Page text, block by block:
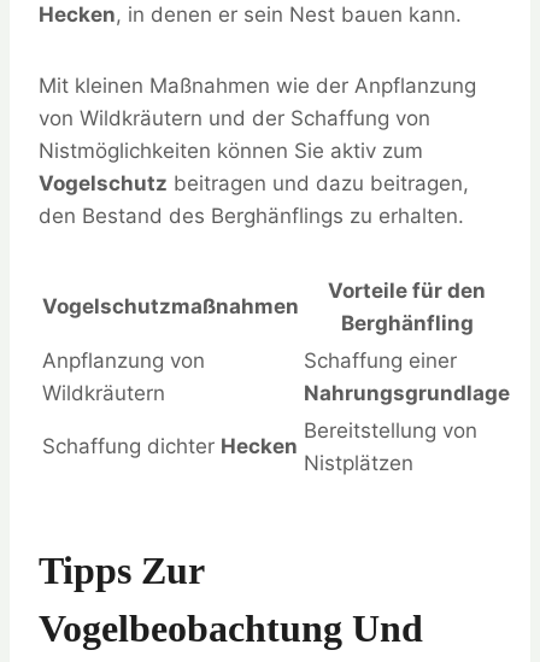
Hecken, in denen er sein Nest bauen kann.
Mit kleinen Maßnahmen wie der Anpflanzung
von Wildkräutern und der Schaffung von
Nistmöglichkeiten können Sie aktiv zum
Vogelschutz beitragen und dazu beitragen,
den Bestand des Berghänflings zu erhalten.
Vogelschutzmaßnahmen
Vorteile für den
Berghänfling
Anpflanzung von
Wildkräutern
Schaffung einer
Nahrungsgrundlage
Schaffung dichter Hecken
Bereitstellung von
Nistplätzen
Tipps Zur
Vogelbeobachtung Und